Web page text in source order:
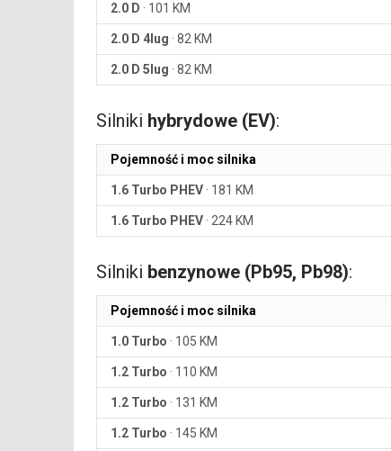
2.0 D · 101 KM
2.0 D 4lug · 82 KM
2.0 D 5lug · 82 KM
Silniki hybrydowe (EV):
Pojemność i moc silnika
1.6 Turbo PHEV · 181 KM
1.6 Turbo PHEV · 224 KM
Silniki benzynowe (Pb95, Pb98):
Pojemność i moc silnika
1.0 Turbo · 105 KM
1.2 Turbo · 110 KM
1.2 Turbo · 131 KM
1.2 Turbo · 145 KM